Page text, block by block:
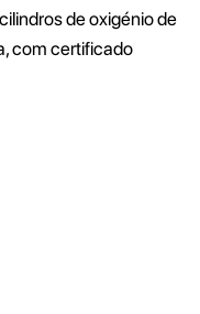
de oxigénio de
com certificado